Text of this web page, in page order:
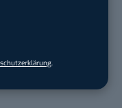
& Co. KGin